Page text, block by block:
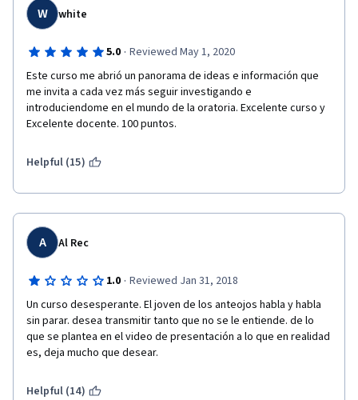
W white
5.0 · Reviewed May 1, 2020
Este curso me abrió un panorama de ideas e información que
me invita a cada vez más seguir investigando e
introduciendome en el mundo de la oratoria. Excelente curso y
Excelente docente. 100 puntos.
Helpful (15)
A Al Rec
1.0 · Reviewed Jan 31, 2018
Un curso desesperante. El joven de los anteojos habla y habla
sin parar. desea transmitir tanto que no se le entiende. de lo
que se plantea en el video de presentación a lo que en realidad
es, deja mucho que desear.
Helpful (14)